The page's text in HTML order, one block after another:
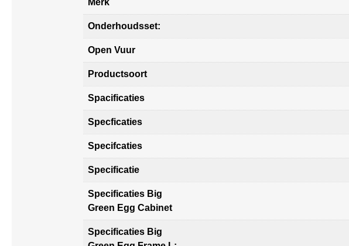
Onderhoudsset:
Open Vuur
Productsoort
Spacificaties
Specficaties
Specifcaties
Specificatie
Specificaties Big
Green Egg Cabinet
Specificaties Big